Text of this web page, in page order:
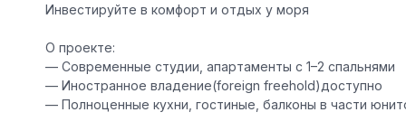
Инвестируйте в комфорт и отдых у моря
О проекте:
— Современные студии, апартаменты с 1–2 спальнями
— Иностранное владение(foreign freehold)доступно
— Полноценные кухни, гостиные, балконы в части